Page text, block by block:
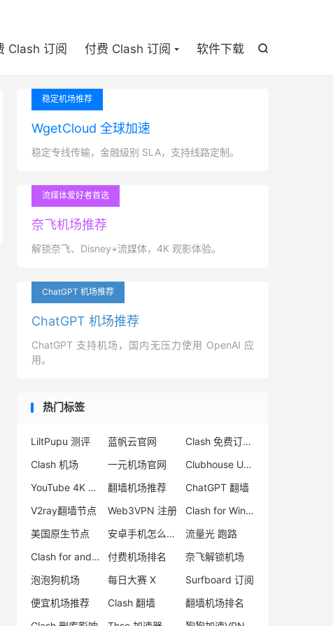

Clash 订阅 付费 Clash 订阅 软件下载
稳定机场推荐
WgetCloud 全球加速
稳定专线传输，金融级别 SLA，支持线路定制。
流媒体爱好者首选
奈飞机场推荐
解锁奈飞、Disney+流媒体，4K 观影体验。
ChatGPT 机场推荐
ChatGPT 机场推荐
ChatGPT 支持机场，国内无压力使用 OpenAI 应
用。
热门标签
LiltPupu 测评 蓝帆云官网
Clash 免费订阅网站
Clash 机场
一元机场官网
Clubhouse UDP
YouTube 4K VPN
翻墙机场推荐
ChatGPT 翻墙
V2ray翻墙节点
Web3VPN 注册
Clash for Windows 中文版
美国原生节点
安卓手机怎么翻墙
流量光 跑路
Clash for android 教程
付费机场排名
奈飞解锁机场
泡泡狗机场
每日大赛 X
Surfboard 订阅
便宜机场推荐
Clash 翻墙
翻墙机场排名